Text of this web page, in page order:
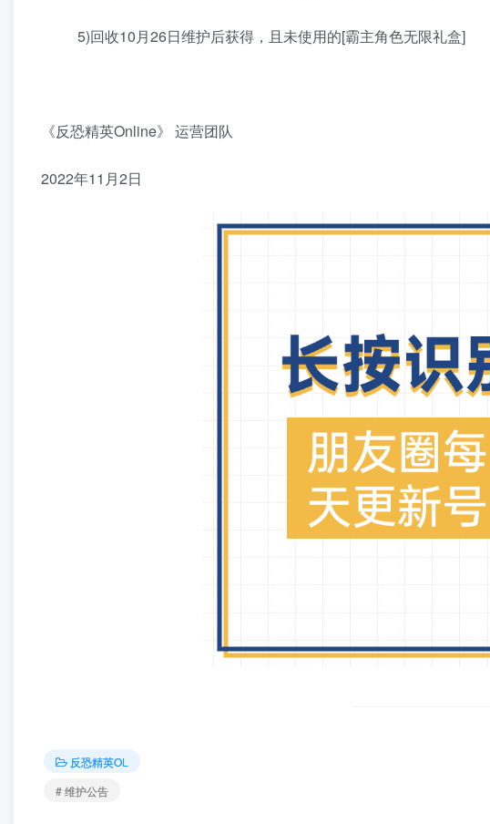
5)回收10月26日维护后获得，且未使用的[霸主角色无限礼盒]
《反恐精英Online》 运营团队
2022年11月2日
反恐精英OL
# 维护公告